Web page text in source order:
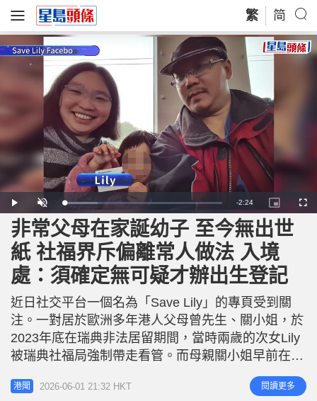
繁 简
P
l
a
y
U
n
m
u
t
L
o
a
d
e
d
:
2
1
.
2
1
R
e
a
n
i
n
-2:24
P
i
c
t
r
e
-
i
n
-
P
c
t
r
e
F
u
非常父母在家誕幼子 至今無出世
紙 社福界斥偏離常人做法 入境
處：須確定無可疑才辦出生登記
近日社交平台一個名為「Save Lily」的專頁受到關
注。一對居於歐洲多年港人父母曾先生、關小姐，於
2023年底在瑞典非法居留期間，當時兩歲的次女Lily
被瑞典社福局強制帶走看管。而母親關小姐早前在香
港家中分婏誕下幼子Danny，現時已兩個月大，惟至
今未有出世紙，已超出現今法例42日內登記的規定，
港聞 2026-06-01 21:32 HKT 閱讀更多